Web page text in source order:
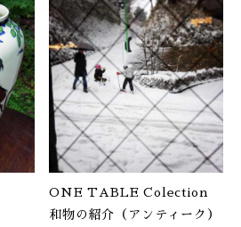
ONE TABLE Colection
和物の紹介（アンティーク）